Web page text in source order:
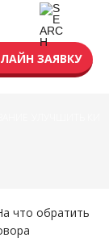
ЗАЯВКУ
что обратить